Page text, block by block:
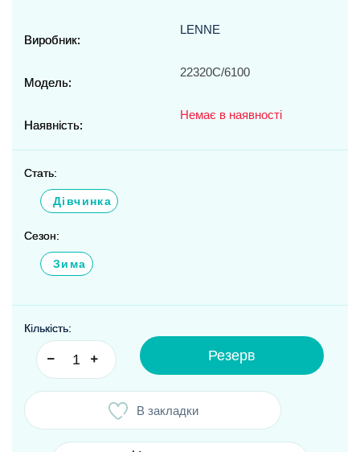
Виробник:
LENNE
Модель:
22320С/6100
Наявність:
Немає в наявності
Стать:
Дівчинка
Сезон:
Зима
Кількість:
Резерв
В закладки